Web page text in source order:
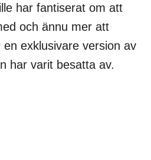
har fantiserat om att
och ännu mer att
exklusivare version av
har varit besatta av.